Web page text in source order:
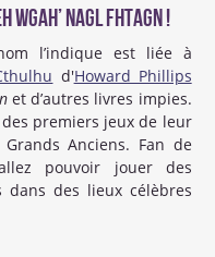
Wgah’ Nagl Fhtagn !
l’indique est liée à
d'Howard Phillips
et d’autres livres impies.
premiers jeux de leur
Anciens. Fan de
pouvoir jouer des
dans des lieux célèbres